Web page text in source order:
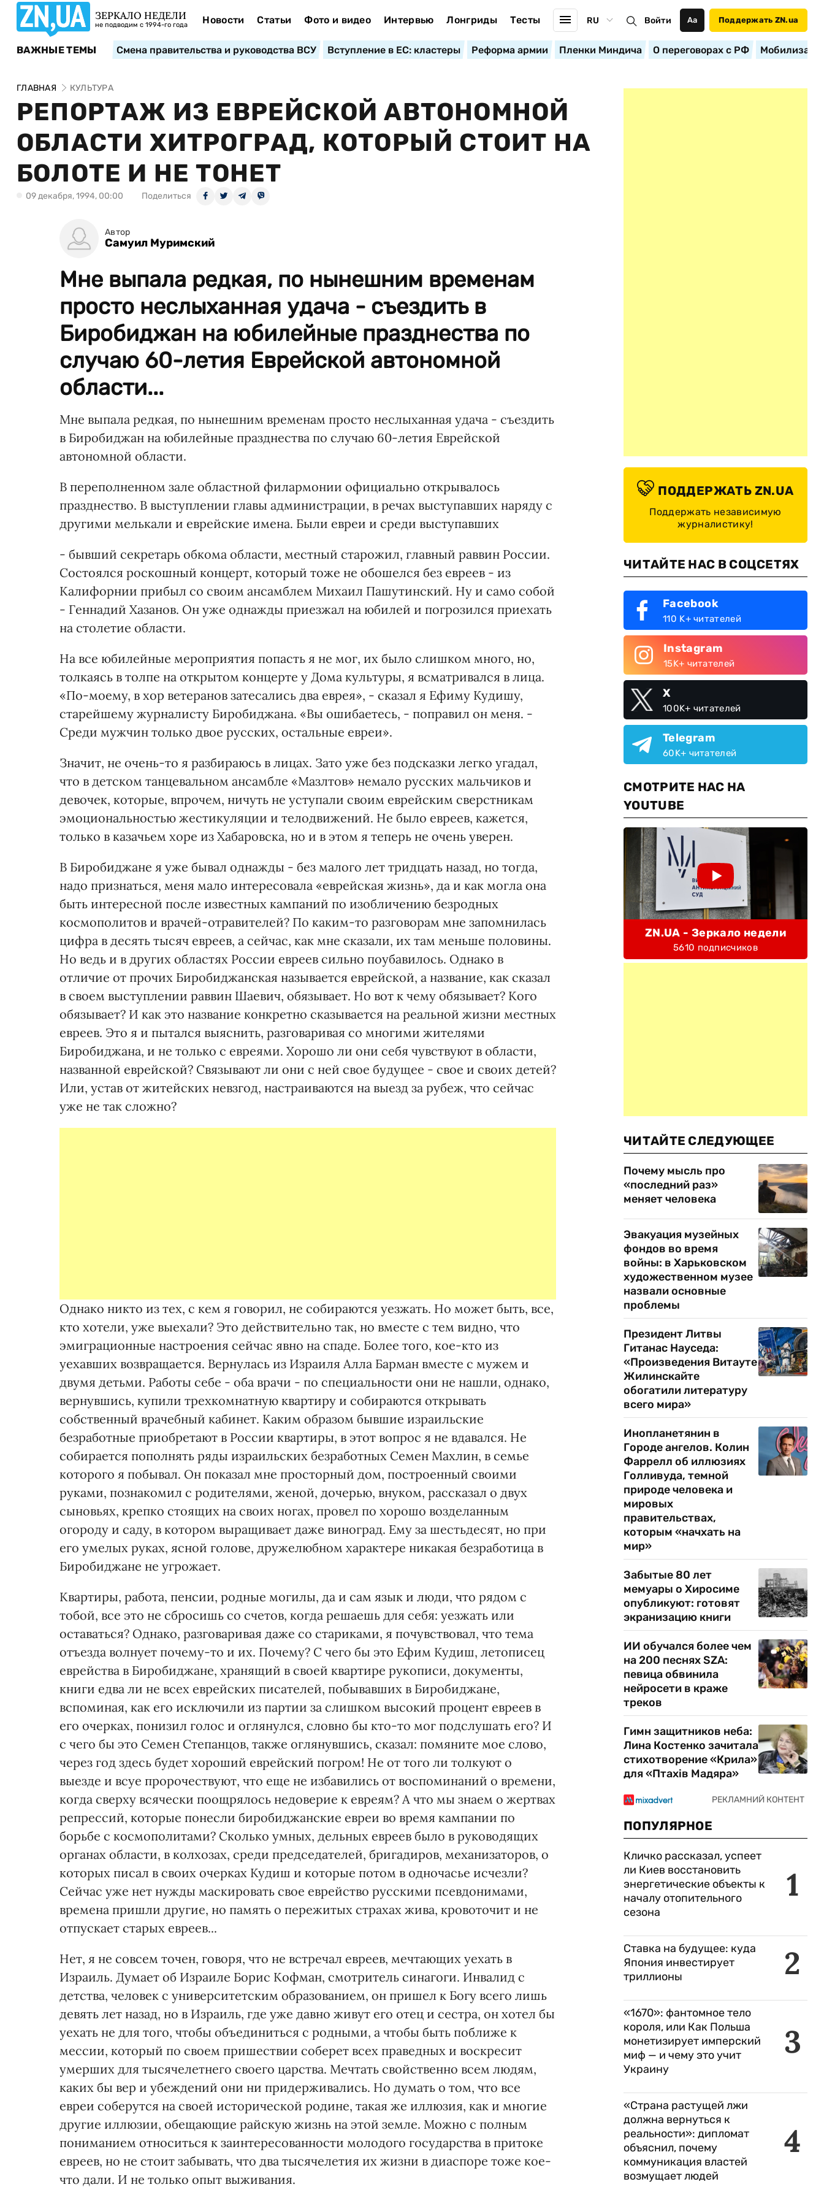
ЗЕРКАЛО НЕДЕЛИ
не подводим с 1994-го года Новости Статьи Фото и видео Интервью Лонгриды Тесты RU Войти Аа Поддержать ZN.ua
ВАЖНЫЕ ТЕМЫ Смена правительства и руководства ВСУ Вступление в ЕС: кластеры Реформа армии Пленки Миндича О переговорах с РФ
ГЛАВНАЯ КУЛЬТУРА
РЕПОРТАЖ ИЗ ЕВРЕЙСКОЙ АВТОНОМНОЙ
ОБЛАСТИ ХИТРОГРАД, КОТОРЫЙ СТОИТ НА
БОЛОТЕ И НЕ ТОНЕТ
09 декабря, 1994, 00:00 Поделиться
Автор
Самуил Муримский
Мне выпала редкая, по нынешним временам
просто неслыханная удача - съездить в
Биробиджан на юбилейные празднества по
случаю 60-летия Еврейской автономной
области...
Мне выпала редкая, по нынешним временам просто неслыханная удача - съездить
в Биробиджан на юбилейные празднества по случаю 60-летия Еврейской
автономной области.
В переполненном зале областной филармонии официально открывалось
празднество. В выступлении главы администрации, в речах выступавших наряду с
другими мелькали и еврейские имена. Были евреи и среди выступавших
- бывший секретарь обкома области, местный старожил, главный раввин России.
Состоялся роскошный концерт, который тоже не обошелся без евреев - из
Калифорнии прибыл со своим ансамблем Михаил Пашутинский. Ну и само собой
- Геннадий Хазанов. Он уже однажды приезжал на юбилей и погрозился приехать
на столетие области.
На все юбилейные мероприятия попасть я не мог, их было слишком много, но,
толкаясь в толпе на открытом концерте у Дома культуры, я всматривался в лица.
«По-моему, в хор ветеранов затесались два еврея», - сказал я Ефиму Кудишу,
старейшему журналисту Биробиджана. «Вы ошибаетесь, - поправил он меня. -
Среди мужчин только двое русских, остальные евреи».
Значит, не очень-то я разбираюсь в лицах. Зато уже без подсказки легко угадал,
что в детском танцевальном ансамбле «Мазлтов» немало русских мальчиков и
девочек, которые, впрочем, ничуть не уступали своим еврейским сверстникам
эмоциональностью жестикуляции и телодвижений. Не было евреев, кажется,
только в казачьем хоре из Хабаровска, но и в этом я теперь не очень уверен.
В Биробиджане я уже бывал однажды - без малого лет тридцать назад, но тогда,
надо признаться, меня мало интересовала «еврейская жизнь», да и как могла она
быть интересной после известных кампаний по изобличению безродных
космополитов и врачей-отравителей? По каким-то разговорам мне запомнилась
цифра в десять тысяч евреев, а сейчас, как мне сказали, их там меньше половины.
Но ведь и в других областях России евреев сильно поубавилось. Однако в
отличие от прочих Биробиджанская называется еврейской, а название, как сказал
в своем выступлении раввин Шаевич, обязывает. Но вот к чему обязывает? Кого
обязывает? И как это название конкретно сказывается на реальной жизни местных
евреев. Это я и пытался выяснить, разговаривая со многими жителями
Биробиджана, и не только с евреями. Хорошо ли они себя чувствуют в области,
названной еврейской? Связывают ли они с ней свое будущее - свое и своих детей?
Или, устав от житейских невзгод, настраиваются на выезд за рубеж, что сейчас
уже не так сложно?
Однако никто из тех, с кем я говорил, не собираются уезжать. Но может быть, все,
кто хотели, уже выехали? Это действительно так, но вместе с тем видно, что
эмиграционные настроения сейчас явно на спаде. Более того, кое-кто из
уехавших возвращается. Вернулась из Израиля Алла Барман вместе с мужем и
двумя детьми. Работы себе - оба врачи - по специальности они не нашли, однако,
вернувшись, купили трехкомнатную квартиру и собираются открывать
собственный врачебный кабинет. Каким образом бывшие израильские
безработные приобретают в России квартиры, в этот вопрос я не вдавался. Не
собирается пополнять ряды израильских безработных Семен Махлин, в семье
которого я побывал. Он показал мне просторный дом, построенный своими
руками, познакомил с родителями, женой, дочерью, внуком, рассказал о двух
сыновьях, крепко стоящих на своих ногах, провел по хорошо возделанным
огороду и саду, в котором выращивает даже виноград. Ему за шестьдесят, но при
его умелых руках, ясной голове, дружелюбном характере никакая безработица в
Биробиджане не угрожает.
Квартиры, работа, пенсии, родные могилы, да и сам язык и люди, что рядом с
тобой, все это не сбросишь со счетов, когда решаешь для себя: уезжать или
оставаться? Однако, разговаривая даже со стариками, я почувствовал, что тема
отъезда волнует почему-то и их. Почему? С чего бы это Ефим Кудиш, летописец
еврейства в Биробиджане, хранящий в своей квартире рукописи, документы,
книги едва ли не всех еврейских писателей, побывавших в Биробиджане,
вспоминая, как его исключили из партии за слишком высокий процент евреев в
его очерках, понизил голос и оглянулся, словно бы кто-то мог подслушать его? И
с чего бы это Семен Степанцов, также оглянувшись, сказал: помяните мое слово,
через год здесь будет хороший еврейский погром! Не от того ли толкуют о
выезде и всуе пророчествуют, что еще не избавились от воспоминаний о времени,
когда сверху всячески поощрялось недоверие к евреям? А что мы знаем о жертвах
репрессий, которые понесли биробиджанские евреи во время кампании по
борьбе с космополитами? Сколько умных, дельных евреев было в руководящих
органах области, в колхозах, среди председателей, бригадиров, механизаторов, о
которых писал в своих очерках Кудиш и которые потом в одночасье исчезли?
Сейчас уже нет нужды маскировать свое еврейство русскими псевдонимами,
времена пришли другие, но память о пережитых страхах жива, кровоточит и не
отпускает старых евреев...
Нет, я не совсем точен, говоря, что не встречал евреев, мечтающих уехать в
Израиль. Думает об Израиле Борис Кофман, смотритель синагоги. Инвалид с
детства, человек с университетским образованием, он пришел к Богу всего лишь
девять лет назад, но в Израиль, где уже давно живут его отец и сестра, он хотел бы
уехать не для того, чтобы объединиться с родными, а чтобы быть поближе к
мессии, который по своем пришествии соберет всех праведных и воскресит
умерших для тысячелетнего своего царства. Мечтать свойственно всем людям,
каких бы вер и убеждений они ни придерживались. Но думать о том, что все
евреи соберутся на своей исторической родине, такая же иллюзия, как и многие
другие иллюзии, обещающие райскую жизнь на этой земле. Можно с полным
пониманием относиться к заинтересованности молодого государства в притоке
евреев, но не стоит забывать, что два тысячелетия их жизни в диаспоре тоже кое-
что дали. И не только опыт выживания.
ПОДДЕРЖАТЬ ZN.UA
Поддержать независимую
журналистику!
ЧИТАЙТЕ НАС В СОЦСЕТЯХ
Facebook
110 K+ читателей
Instagram
15K+ читателей
X
100K+ читателей
Telegram
60K+ читателей
СМОТРИТЕ НАС НА
YOUTUBE
ZN.UA - Зеркало недели
5610 подписчиков
ЧИТАЙТЕ СЛЕДУЮЩЕЕ
Почему мысль про
«последний раз»
меняет человека
Эвакуация музейных
фондов во время
войны: в Харьковском
художественном музее
назвали основные
проблемы
Президент Литвы
Гитанас Науседа:
«Произведения Витауте
Жилинскайте
обогатили литературу
всего мира»
Инопланетянин в
Городе ангелов. Колин
Фаррелл об иллюзиях
Голливуда, темной
природе человека и
мировых
правительствах,
которым «начхать на
мир»
Забытые 80 лет
мемуары о Хиросиме
опубликуют: готовят
экранизацию книги
ИИ обучался более чем
на 200 песнях SZA:
певица обвинила
нейросети в краже
треков
Гимн защитников неба:
Лина Костенко зачитала
стихотворение «Крила»
для «Птахів Мадяра»
ПОПУЛЯРНОЕ
1
Кличко рассказал, успеет
ли Киев восстановить
энергетические объекты к
началу отопительного
сезона
2
Ставка на будущее: куда
Япония инвестирует
триллионы
3
«1670»: фантомное тело
короля, или Как Польша
монетизирует имперский
миф — и чему это учит
Украину
4
«Страна растущей лжи
должна вернуться к
реальности»: дипломат
объяснил, почему
коммуникация властей
возмущает людей